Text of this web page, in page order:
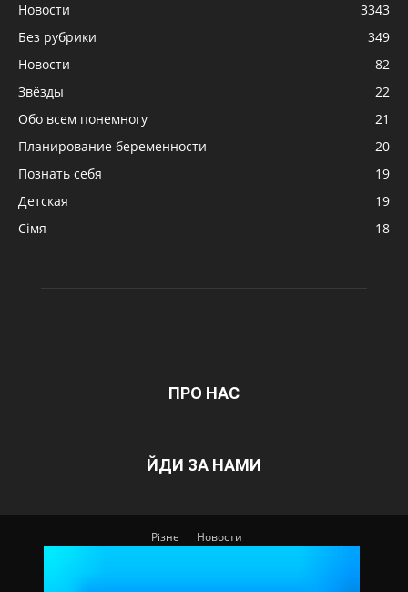
Новости
3343
Без рубрики
349
Новости
82
Звёзды
22
Обо всем понемногу
21
Планирование беременности
20
Познать себя
19
Детская
19
Сімя
18
ПРО НАС
ЙДИ ЗА НАМИ
Різне Новости